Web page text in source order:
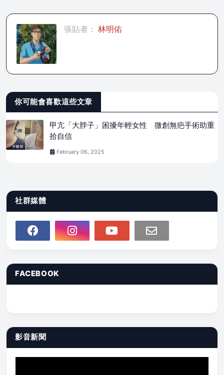
張貼者： 林明佑
你可能會喜歡這些文章
甲亢「大脖子」困擾年輕女性 微創無疤手術助重
拾自信
February 06, 2025
社群媒體
FACEBOOK
影音新聞